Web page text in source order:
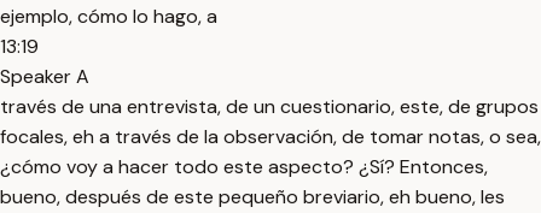
ejemplo, cómo lo hago, a
13:19
Speaker A
través de una entrevista, de un cuestionario, este, de grupos
focales, eh a través de la observación, de tomar notas, o sea,
¿cómo voy a hacer todo este aspecto? ¿Sí? Entonces,
bueno, después de este pequeño breviario, eh bueno, les